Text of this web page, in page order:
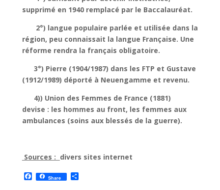
supprimé en 1940 remplacé par le Baccalauréat.
2°) langue populaire parlée et utilisée dans la
région, peu connaissait la langue Française. Une
réforme rendra la français obligatoire.
3°) Pierre (1904/1987) dans les FTP et Gustave
(1912/1989) déporté à Neuengamme et revenu.
4)) Union des Femmes de France (1881)
devise : les hommes au front, les femmes aux
ambulances (soins aux blessés de la guerre).
Sources : divers sites internet
F
a
Share P